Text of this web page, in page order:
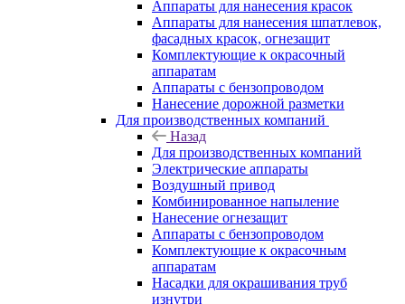
Аппараты для нанесения красок
Аппараты для нанесения шпатлевок,
фасадных красок, огнезащит
Комплектующие к окрасочный
аппаратам
Аппараты с бензопроводом
Нанесение дорожной разметки
Для производственных компаний
Назад
Для производственных компаний
Электрические аппараты
Воздушный привод
Комбинированное напыление
Нанесение огнезащит
Аппараты с бензопроводом
Комплектующие к окрасочным
аппаратам
Насадки для окрашивания труб
изнутри